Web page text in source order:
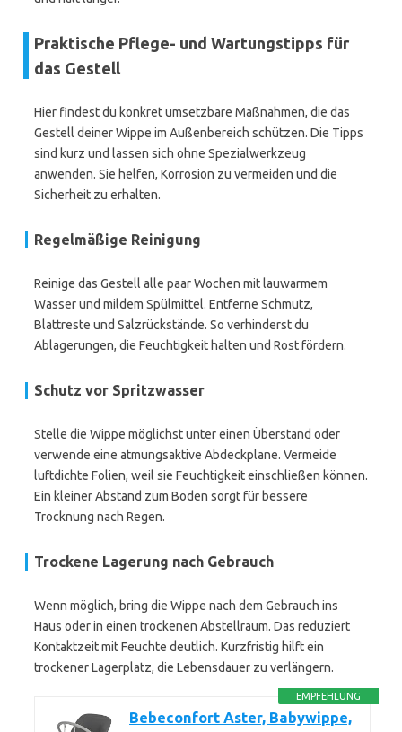
Praktische Pflege- und Wartungstipps für
das Gestell
Hier findest du konkret umsetzbare Maßnahmen, die das
Gestell deiner Wippe im Außenbereich schützen. Die Tipps
sind kurz und lassen sich ohne Spezialwerkzeug
anwenden. Sie helfen, Korrosion zu vermeiden und die
Sicherheit zu erhalten.
Regelmäßige Reinigung
Reinige das Gestell alle paar Wochen mit lauwarmem
Wasser und mildem Spülmittel. Entferne Schmutz,
Blattreste und Salzrückstände. So verhinderst du
Ablagerungen, die Feuchtigkeit halten und Rost fördern.
Schutz vor Spritzwasser
Stelle die Wippe möglichst unter einen Überstand oder
verwende eine atmungsaktive Abdeckplane. Vermeide
luftdichte Folien, weil sie Feuchtigkeit einschließen können.
Ein kleiner Abstand zum Boden sorgt für bessere
Trocknung nach Regen.
Trockene Lagerung nach Gebrauch
Wenn möglich, bring die Wippe nach dem Gebrauch ins
Haus oder in einen trockenen Abstellraum. Das reduziert
Kontaktzeit mit Feuchte deutlich. Kurzfristig hilft ein
trockener Lagerplatz, die Lebensdauer zu verlängern.
EMPFEHLUNG
Bebeconfort Aster, Babywippe,